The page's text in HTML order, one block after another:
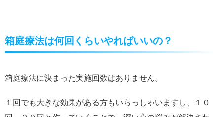
箱庭療法は何回くらいやればいいの？
箱庭療法に決まった実施回数はありません。
１回でも大きな効果がある方もいらっしゃいますし、１０